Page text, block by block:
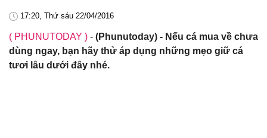
17:20, Thứ sáu 22/04/2016
( PHUNUTODAY ) - (Phunutoday) - Nếu cá mua về chưa
dùng ngay, bạn hãy thử áp dụng những mẹo giữ cá
tươi lâu dưới đây nhé.